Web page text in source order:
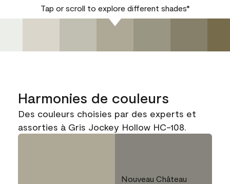
Tap or scroll to explore different shades*
Harmonies de couleurs
Des couleurs choisies par des experts et
assorties à Gris Jockey Hollow HC-108.
Nouveau Château